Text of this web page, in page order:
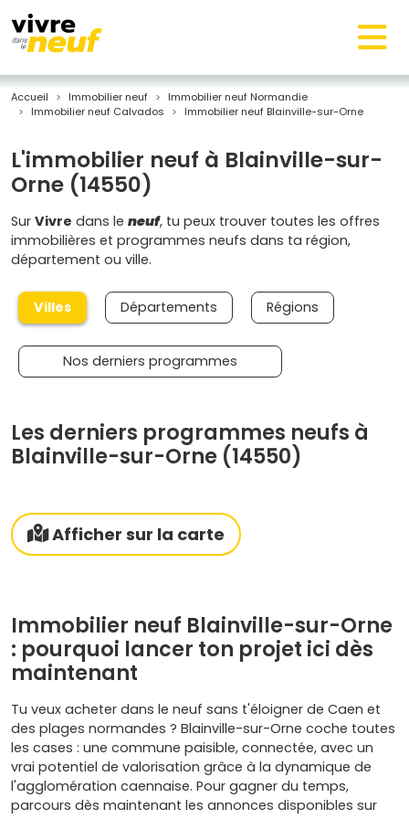
Accueil Immobilier neuf
Immobilier neuf Normandie
Immobilier neuf Calvados
Immobilier neuf Blainville-sur-Orne
L'immobilier neuf à Blainville-sur-
Orne (14550)
Sur Vivre dans le neuf, tu peux trouver toutes les offres
immobilières et programmes neufs dans ta région,
département ou ville.
Villes Départements Régions
Nos derniers programmes
Les derniers programmes neufs à
Blainville-sur-Orne (14550)
Afficher sur la carte
Immobilier neuf Blainville-sur-Orne
: pourquoi lancer ton projet ici dès
maintenant
Tu veux acheter dans le neuf sans t'éloigner de Caen et
des plages normandes ? Blainville-sur-Orne coche toutes
les cases : une commune paisible, connectée, avec un
vrai potentiel de valorisation grâce à la dynamique de
l'agglomération caennaise. Pour gagner du temps,
parcours dès maintenant les annonces disponibles sur